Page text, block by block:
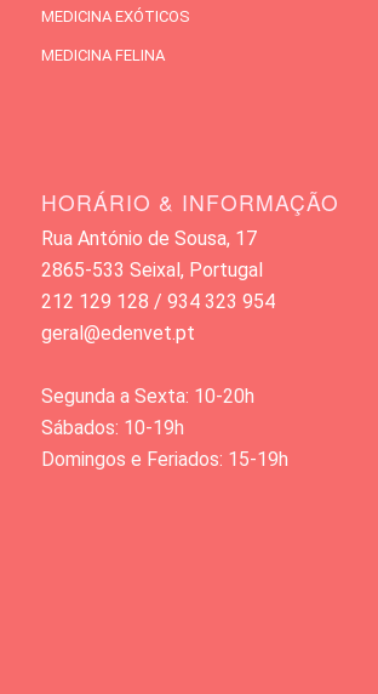
MEDICINA EXÓTICOS
MEDICINA FELINA
HORÁRIO & INFORMAÇÃO
Rua António de Sousa, 17
2865-533 Seixal, Portugal
212 129 128 / 934 323 954
geral@edenvet.pt
Segunda a Sexta: 10-20h
Sábados: 10-19h
Domingos e Feriados: 15-19h